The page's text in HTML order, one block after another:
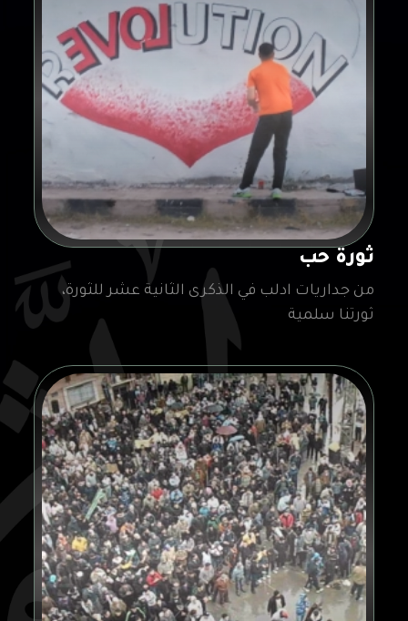
ثورة حب
من جداريات ادلب في الذكرى الثانية عشر للثورة،
ثورتنا سلمية